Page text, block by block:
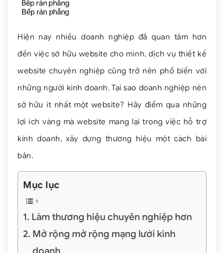
Bếp rán phẳng
Bếp rán phẳng
Hiện nay nhiều doanh nghiệp đã quan tâm hơn
đến việc sở hữu website cho mình, dịch vụ thiết kế
website chuyên nghiệp cũng trở nên phổ biến với
những người kinh doanh. Tại sao doanh nghiệp nên
sở hữu ít nhất một website? Hãy điểm qua những
lợi ích vàng mà website mang lại trong việc hỗ trợ
kinh doanh, xây dựng thương hiệu một cách bài
bản.
Mục lục
Làm thương hiệu chuyên nghiệp hơn
Mở rộng mở rộng mạng lưới kinh